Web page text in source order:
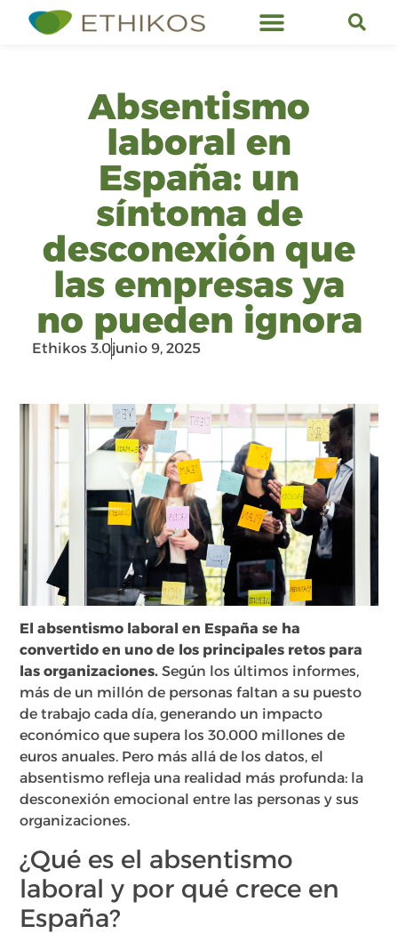
Absentismo
laboral en
España: un
síntoma de
desconexión que
las empresas ya
no pueden ignora
Ethikos 3.0junio 9, 2025
El absentismo laboral en España se ha
convertido en uno de los principales retos para
las organizaciones. Según los últimos informes,
más de un millón de personas faltan a su puesto
de trabajo cada día, generando un impacto
económico que supera los 30.000 millones de
euros anuales. Pero más allá de los datos, el
absentismo refleja una realidad más profunda: la
desconexión emocional entre las personas y sus
organizaciones.
¿Qué es el absentismo
laboral y por qué crece en
España?